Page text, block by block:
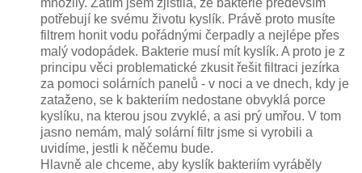
množily. Zatím jsem zjistila, že bakterie především
potřebují ke svému životu kyslík. Právě proto musíte
filtrem honit vodu pořádnými čerpadly a nejlépe přes
malý vodopádek. Bakterie musí mít kyslík. A proto je z
principu věci problematické zkusit řešit filtraci jezírka
za pomoci solárních panelů - v noci a ve dnech, kdy je
zataženo, se k bakteriím nedostane obvyklá porce
kyslíku, na kterou jsou zvyklé, a asi prý umřou. V tom
jasno nemám, malý solární filtr jsme si vyrobili a
uvidíme, jestli k něčemu bude.
Hlavně ale chceme, aby kyslík bakteriím vyráběly